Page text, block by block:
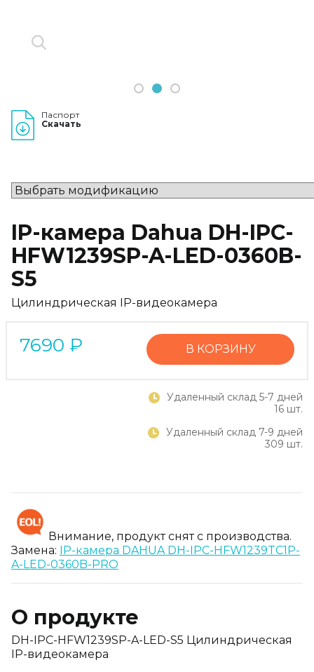
1 2 3
Паспорт
Скачать
IP-камера Dahua DH-IPC-
HFW1239SP-A-LED-0360B-
S5
Цилиндрическая IP-видеокамера
7690 ₽ В КОРЗИНУ
Удаленный склад 5-7 дней
16 шт.
Удаленный склад 7-9 дней
309 шт.
Внимание, продукт снят с производства.
Замена: IP-камера DAHUA DH-IPC-HFW1239TC1P-
A-LED-0360B-PRO
О продукте
DH-IPC-HFW1239SP-A-LED-S5 Цилиндрическая
IP-видеокамера